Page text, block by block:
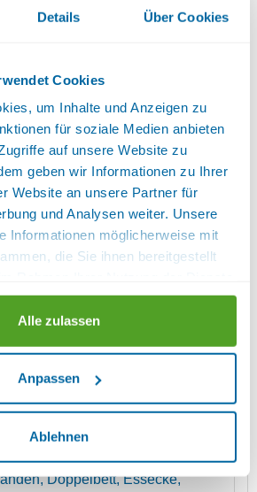
Details Über Cookies
Cookies
um Inhalte und Anzeigen zu
für soziale Medien anbieten
auf unsere Website zu
geben wir Informationen zu Ihrer
Website an unsere Partner für
und Analysen weiter. Unsere
Informationen möglicherweise mit
die Sie ihnen bereitgestellt
Alle zulassen
Anpassen
Ablehnen
Badezimmer mit Fenster, WC,
anzeigen
III 60QM TERRASSE
BALKON
Backofen, Balkon,
Doppelbett, Essecke,